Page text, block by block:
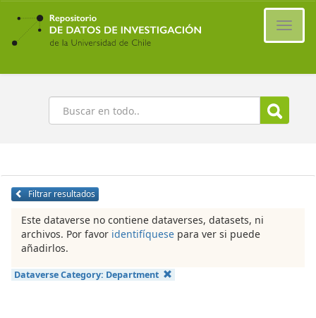
Ir
contenido
principal
Buscar
Filtrar resultados
Este dataverse no contiene dataverses, datasets, ni
archivos. Por favor identifíquese para ver si puede
añadirlos.
Dataverse Category: Department